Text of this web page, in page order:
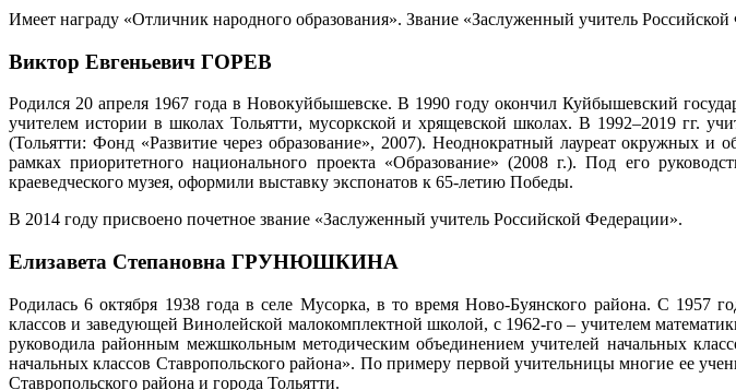
Имеет награду «Отличник народного образования». Звание «Заслуженный учитель
Виктор Евгеньевич ГОРЕВ
Родился 20 апреля 1967 года в Новокуйбышевске. В 1990 году окончил Куйбышевский
учителем истории в школах Тольятти, мусоркской и хрящевской школах. В 1992–2019 гг.
(Тольятти: Фонд «Развитие через образование», 2007). Неоднократный лауреат окружных и
рамках приоритетного национального проекта «Образование» (2008 г.). Под его
краеведческого музея, оформили выставку экспонатов к 65-летию Победы.
В 2014 году присвоено почетное звание «Заслуженный учитель Российской Федерации».
Елизавета Степановна ГРУНЮШКИНА
Родилась 6 октября 1938 года в селе Мусорка, в то время Ново-Буянского района. С 1957
классов и заведующей Винолейской малокомплектной школой, с 1962-го – учителем
руководила районным межшкольным методическим объединением учителей начальных
начальных классов Ставропольского района». По примеру первой учительницы многие ее
Ставропольского района и города Тольятти.